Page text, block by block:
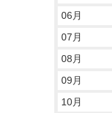
06月
07月
08月
09月
10月